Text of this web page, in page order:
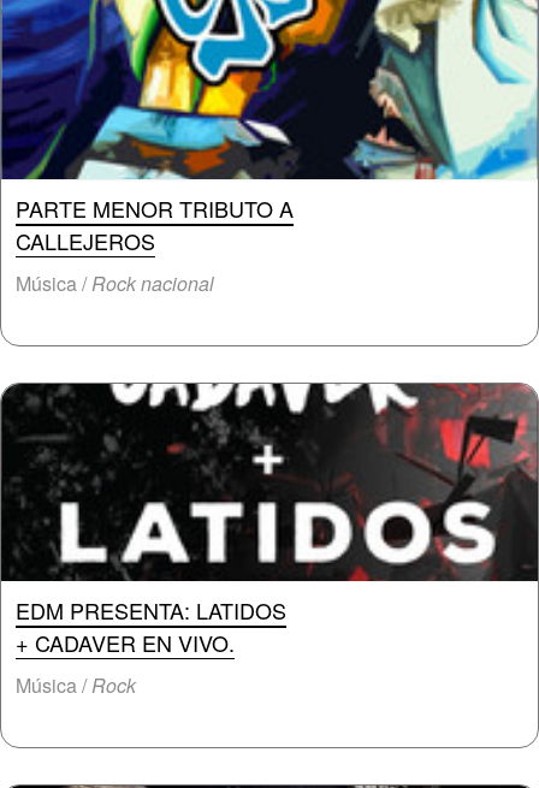
PARTE MENOR TRIBUTO A
CALLEJEROS
Música /Rock nacional
EDM PRESENTA: LATIDOS
+ CADAVER EN VIVO.
Música /Rock